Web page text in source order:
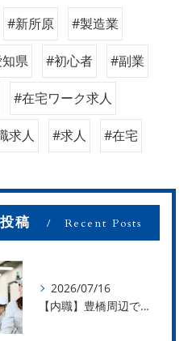
#新所原 #製造業
県 #初心者 #副業
#在宅ワーク求人
求人 #求人 #在宅
稿 Recent Posts
2026/07/16
【内職】豊橋周辺で内職のお仕事を探している方募集中！【お仕事の内容】